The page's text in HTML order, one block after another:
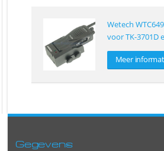
Wetech
voor TK-3701D
Meer
Gegevens